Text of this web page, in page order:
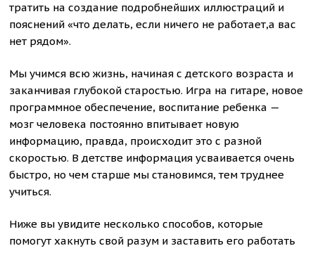
тратить на создание подробнейших иллюстраций и
пояснений «что делать, если ничего не работает,а вас
нет рядом».
Мы учимся всю жизнь, начиная с детского возраста и
заканчивая глубокой старостью. Игра на гитаре, новое
программное обеспечение, воспитание ребенка —
мозг человека постоянно впитывает новую
информацию, правда, происходит это с разной
скоростью. В детстве информация усваивается очень
быстро, но чем старше мы становимся, тем труднее
учиться.
Ниже вы увидите несколько способов, которые
помогут хакнуть свой разум и заставить его работать